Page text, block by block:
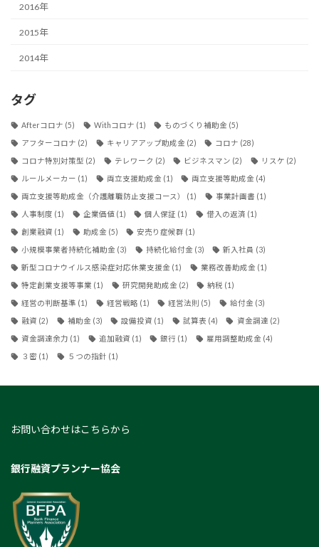
2016年
2015年
2014年
タグ
Afterコロナ (5) Withコロナ (1) ものづくり補助金 (5)
アフターコロナ (2) キャリアアップ助成金 (2) コロナ (28)
コロナ特別対策型 (2) テレワーク (2) ビジネスマン (2) リスケ (2)
ルールメーカー (1) 両立支援助成金 (1) 両立支援等助成金 (4)
両立支援等助成金（介護離職防止支援コース） (1) 事業計画書 (1)
人事制度 (1) 企業価値(1) 個人保証 (1) 借入の返済 (1)
創業融資 (1) 助成金 (5) 安売り症候群 (1)
小規模事業者持続化補助金 (3) 持続化給付金 (3) 新入社員 (3)
新型コロナウイルス感染症対応休業支援金 (1) 業務改善助成金 (1)
特定創業支援等事業 (1) 研究開発助成金 (2) 納税 (1)
経営の判断基準 (1) 経営戦略 (1) 経営法則 (5) 給付金 (3)
融資 (2) 補助金 (3) 設備投資 (1) 試算表 (4) 資金調達 (2)
資金調達余力 (1) 追加融資 (1) 銀行 (1) 雇用調整助成金 (4)
３密 (1) ５つの指針 (1)
お問い合わせはこちらから
銀行融資プランナー協会